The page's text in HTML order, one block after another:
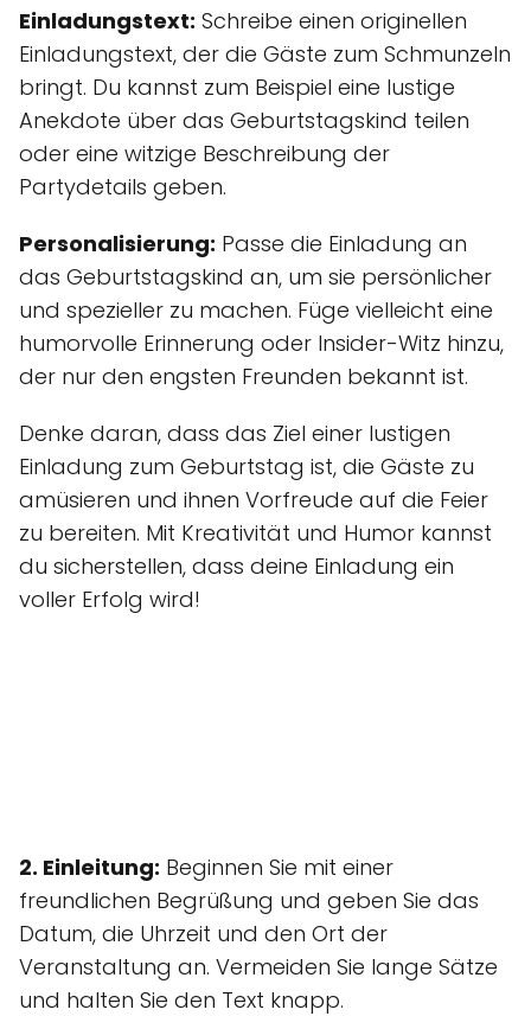
Einladungstext: Schreibe einen originellen
Einladungstext, der die Gäste zum Schmunzeln
bringt. Du kannst zum Beispiel eine lustige
Anekdote über das Geburtstagskind teilen
oder eine witzige Beschreibung der
Partydetails geben.
Personalisierung: Passe die Einladung an
das Geburtstagskind an, um sie persönlicher
und spezieller zu machen. Füge vielleicht eine
humorvolle Erinnerung oder Insider-Witz hinzu,
der nur den engsten Freunden bekannt ist.
Denke daran, dass das Ziel einer lustigen
Einladung zum Geburtstag ist, die Gäste zu
amüsieren und ihnen Vorfreude auf die Feier
zu bereiten. Mit Kreativität und Humor kannst
du sicherstellen, dass deine Einladung ein
voller Erfolg wird!
2. Einleitung: Beginnen Sie mit einer
freundlichen Begrüßung und geben Sie das
Datum, die Uhrzeit und den Ort der
Veranstaltung an. Vermeiden Sie lange Sätze
und halten Sie den Text knapp.